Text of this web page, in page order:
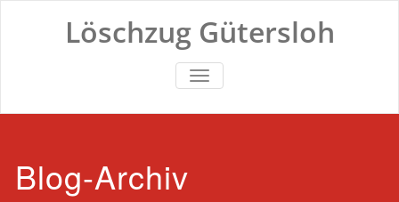
Löschzug Gütersloh
TOGGLE NAVIGATION
Blog-Archiv